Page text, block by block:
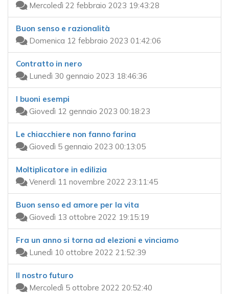
Mercoledì 22 febbraio 2023 19:43:28
Buon senso e razionalità
Domenica 12 febbraio 2023 01:42:06
Contratto in nero
Lunedì 30 gennaio 2023 18:46:36
I buoni esempi
Giovedì 12 gennaio 2023 00:18:23
Le chiacchiere non fanno farina
Giovedì 5 gennaio 2023 00:13:05
Moltiplicatore in edilizia
Venerdì 11 novembre 2022 23:11:45
Buon senso ed amore per la vita
Giovedì 13 ottobre 2022 19:15:19
Fra un anno si torna ad elezioni e vinciamo
Lunedì 10 ottobre 2022 21:52:39
Il nostro futuro
Mercoledì 5 ottobre 2022 20:52:40